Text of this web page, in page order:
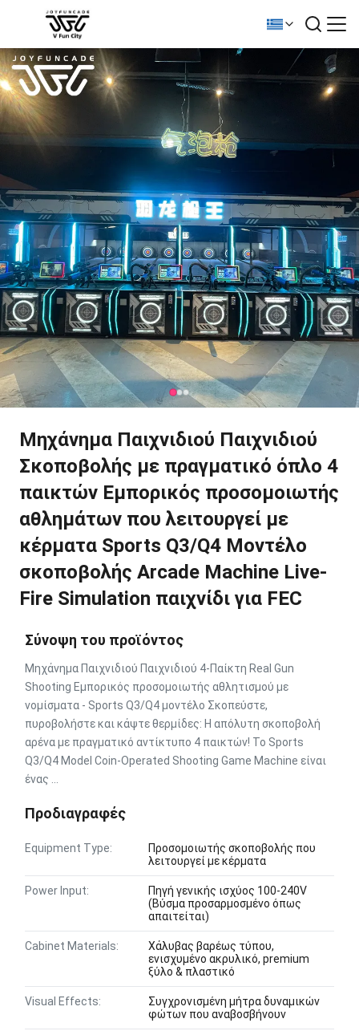
Μηχάνημα Παιχνιδιού Παιχνιδιού
Σκοποβολής με πραγματικό όπλο 4
παικτών Εμπορικός προσομοιωτής
αθλημάτων που λειτουργεί με
κέρματα Sports Q3/Q4 Μοντέλο
σκοποβολής Arcade Machine Live-
Fire Simulation παιχνίδι για FEC
Σύνοψη του προϊόντος
Μηχάνημα Παιχνιδιού Παιχνιδιού 4-Παίκτη Real Gun
Shooting Εμπορικός προσομοιωτής αθλητισμού με
νομίσματα - Sports Q3/Q4 μοντέλο Σκοπεύστε,
πυροβολήστε και κάψτε θερμίδες: Η απόλυτη σκοποβολή
αρένα με πραγματικό αντίκτυπο 4 παικτών! Το Sports
Q3/Q4 Model Coin-Operated Shooting Game Machine είναι
ένας ...
Προδιαγραφές
Equipment Type:
Προσομοιωτής σκοποβολής που
λειτουργεί με κέρματα
Power Input:
Πηγή γενικής ισχύος 100-240V
(Βύσμα προσαρμοσμένο όπως
απαιτείται)
Cabinet Materials:
Χάλυβας βαρέως τύπου,
ενισχυμένο ακρυλικό, premium
ξύλο & πλαστικό
Visual Effects:
Συγχρονισμένη μήτρα δυναμικών
φώτων που αναβοσβήνουν